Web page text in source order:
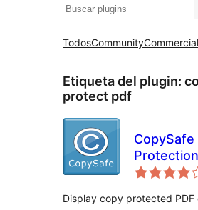
Buscar
TodosCommunityCommercial
Etiqueta del plugin:
protect pdf
CopySafe
Protect
Display copy protected PDF